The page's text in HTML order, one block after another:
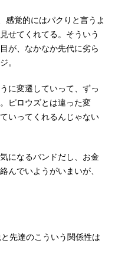
覚的にはパクりと言うよ
せてくれてる。そういう
が、なかなか先代に劣ら
。
に変遷していって、ずっ
ピロウズとは違った変
いってくれるんじゃない
になるバンドだし、お金
んでいようがいまいが、
先達のこういう関係性は